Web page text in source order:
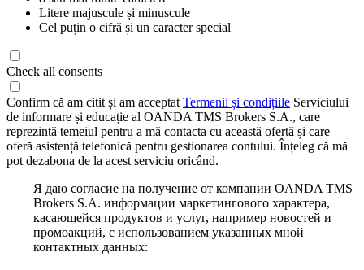
Litere majuscule și minuscule
Cel puțin o cifră și un caracter special
Check all consents
Confirm că am citit și am acceptat Termenii și condițiile Serviciului
de informare și educație al OANDA TMS Brokers S.A., care
reprezintă temeiul pentru a mă contacta cu această ofertă și care
oferă asistență telefonică pentru gestionarea contului. Înțeleg că mă
pot dezabona de la acest serviciu oricând.
Я даю согласие на получение от компании OANDA TMS
Brokers S.A. информации маркетингового характера,
касающейся продуктов и услуг, например новостей и
промоакций, с использованием указанных мной
контактных данных: